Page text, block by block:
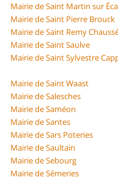
Mairie de Saint Martin sur
Mairie de Saint Pierre Brouck
Mairie de Saint Remy
Mairie de Saint Saulve
Mairie de Saint Sylvestre
Mairie de Saint Waast
Mairie de Salesches
Mairie de Saméon
Mairie de Santes
Mairie de Sars Poteries
Mairie de Saultain
Mairie de Sebourg
Mairie de Sémeries